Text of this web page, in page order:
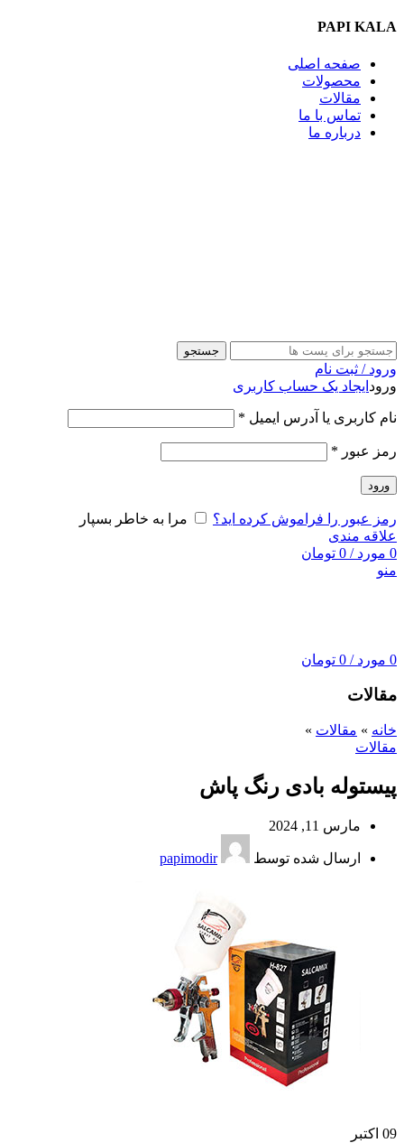
PAPI KALA
صفحه اصلی
محصولات
مقالات
تماس با ما
درباره ما
جستجو
ورود / ثبت نام
ورود ایجاد یک حساب کاربری
نام کاربری یا آدرس ایمیل *
رمز عبور *
ورود
رمز عبور را فراموش کرده اید؟
مرا به خاطر بسپار
علاقه مندی
0 مورد /
0 تومان
منو
0 مورد /
0 تومان
مقالات
خانه » مقالات »
مقالات
پیستوله بادی رنگ پاش
مارس 11, 2024
ارسال شده توسط papimodir
09 اکتبر